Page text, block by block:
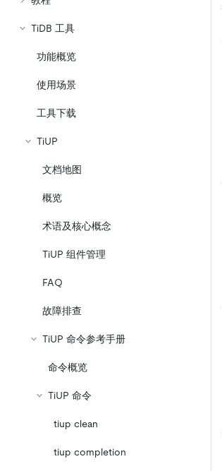
TiDB 工具
功能概览
使用场景
工具下载
TiUP
文档地图
概览
术语及核心概念
TiUP 组件管理
FAQ
故障排查
TiUP 命令参考手册
命令概览
TiUP 命令
tiup clean
tiup completion